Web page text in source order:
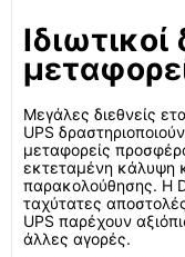
Ιδιωτικοί
Μεγάλες διεθνείς
UPS
μεταφορείς
εκτεταμένη κάλυψη
παρακολούθησης. Η
ταχύτατες
UPS παρέχουν
άλλες αγορές.